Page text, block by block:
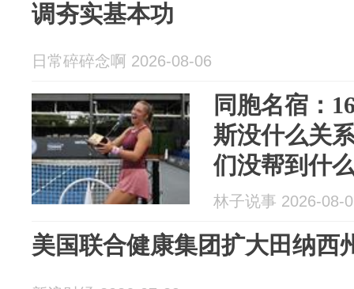
调夯实基本功
日常碎碎念啊 2026-08-06
同胞名宿：
斯没什么关
们没帮到什
林子说事 2026-08-
美国联合健康集团扩大田纳西